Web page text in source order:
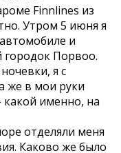
Finnlines из
Утром 5 июня я
и
городок Порвоо.
я с
же в мои руки
именно, на
отделяли меня
Каково же было